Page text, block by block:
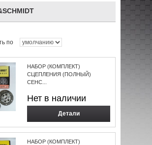
по
НАБОР (КОМПЛЕКТ)
СЦЕПЛЕНИЯ (ПОЛНЫЙ)
СЕНС...
Нет в наличии
Детали
НАБОР (КОМПЛЕКТ)